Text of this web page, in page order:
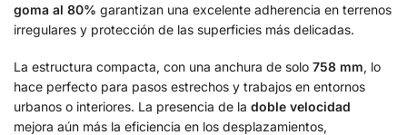
goma al 80% garantizan una excelente adherencia en terrenos
irregulares y protección de las superficies más delicadas.
La estructura compacta, con una anchura de solo 758 mm, lo
hace perfecto para pasos estrechos y trabajos en entornos
urbanos o interiores. La presencia de la doble velocidad
mejora aún más la eficiencia en los desplazamientos,